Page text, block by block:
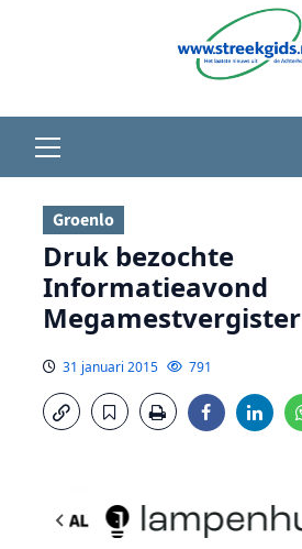
menu
Groenlo
Druk bezochte
Informatieavond
Megamestvergister
31 januari 2015 791